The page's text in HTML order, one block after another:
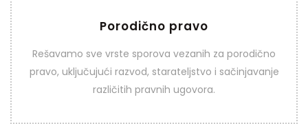
Porodično pravo
Rešavamo sve vrste sporova vezanih za porodično
pravo, uključujući razvod, starateljstvo i sačinjavanje
različitih pravnih ugovora.
Porodično pravo
VIDI VIŠE